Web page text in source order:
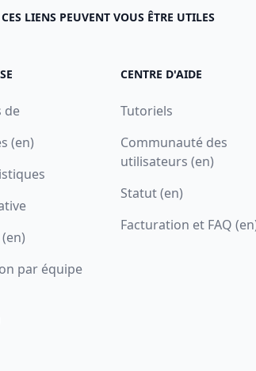
CES LIENS PEUVENT VOUS ÊTRE UTILES
de
(en)
par équipe
CENTRE D'AIDE
Tutoriels
Communauté des
utilisateurs (en)
Statut (en)
Facturation et FAQ